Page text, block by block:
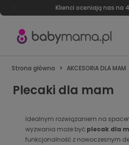
Darmowa dostawa
Strona główna AKCESORIA DLA MAM
Plecaki dla mam
Idealnym rozwiązaniem na
wyzwania może być plecak dla
funkcjonalność z nowoczesnym